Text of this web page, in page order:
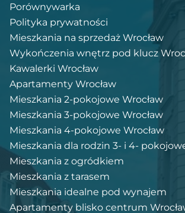
Porównywarka
Polityka prywatności
Mieszkania na sprzedaż Wrocław
Wykończenia wnętrz pod klucz
Kawalerki Wrocław
Apartamenty Wrocław
Mieszkania 2-pokojowe Wrocław
Mieszkania 3-pokojowe Wrocław
Mieszkania 4-pokojowe Wrocław
Mieszkania dla rodzin 3- i 4-
Mieszkania z ogródkiem
Mieszkania z tarasem
Mieszkania idealne pod wynajem
Apartamenty blisko centrum